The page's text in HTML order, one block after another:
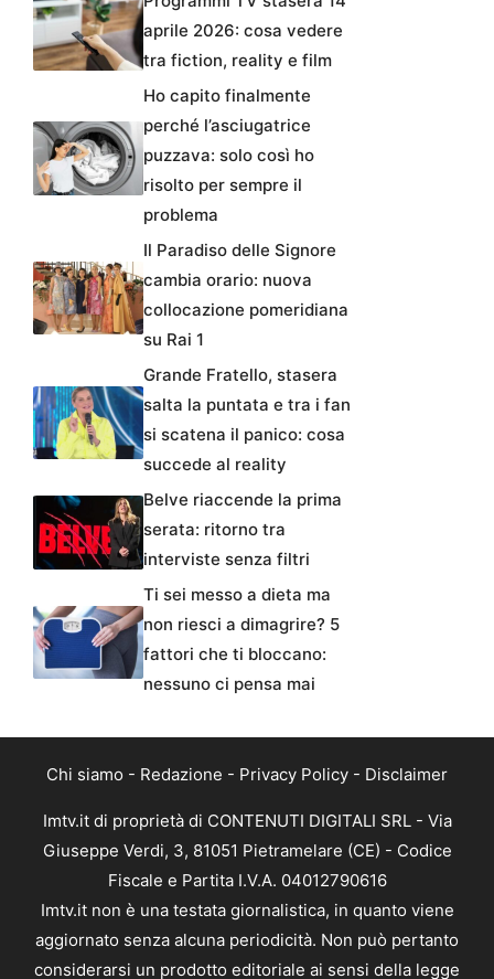
aprile 2026: cosa vedere
tra fiction, reality e film
Ho capito finalmente
perché l’asciugatrice
puzzava: solo così ho
risolto per sempre il
problema
Il Paradiso delle Signore
cambia orario: nuova
collocazione pomeridiana
su Rai 1
Grande Fratello, stasera
salta la puntata e tra i fan
si scatena il panico: cosa
succede al reality
Belve riaccende la prima
serata: ritorno tra
interviste senza filtri
Ti sei messo a dieta ma
non riesci a dimagrire? 5
fattori che ti bloccano:
nessuno ci pensa mai
Chi siamo - Redazione - Privacy Policy - Disclaimer
Imtv.it di proprietà di CONTENUTI DIGITALI SRL - Via
Giuseppe Verdi, 3, 81051 Pietramelare (CE) - Codice
Fiscale e Partita I.V.A. 04012790616
Imtv.it non è una testata giornalistica, in quanto viene
aggiornato senza alcuna periodicità. Non può pertanto
considerarsi un prodotto editoriale ai sensi della legge